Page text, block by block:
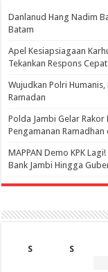
Danlanud Hang Nadim
Batam
Apel Kesiapsiagaan
Tekankan Respons
Wujudkan Polri Humanis,
Ramadan
Polda Jambi Gelar
Pengamanan
‎MAPPAN Demo KPK
Bank Jambi Hingga
S
S